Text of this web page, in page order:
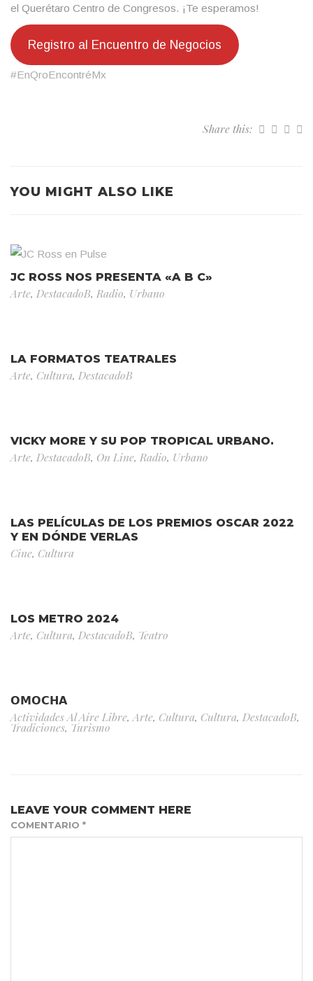
el Querétaro Centro de Congresos. ¡Te esperamos!
Registro al Encuentro de Negocios
#EnQroEncontréMx
Share this:
YOU MIGHT ALSO LIKE
JC ROSS NOS PRESENTA «A B C»
Arte, DestacadoB, Radio, Urbano
LA FORMATOS TEATRALES
Arte, Cultura, DestacadoB
VICKY MORE Y SU POP TROPICAL URBANO.
Arte, DestacadoB, On Line, Radio, Urbano
LAS PELÍCULAS DE LOS PREMIOS OSCAR 2022
Y EN DÓNDE VERLAS
Cine, Cultura
LOS METRO 2024
Arte, Cultura, DestacadoB, Teatro
𝗢𝗠𝗢𝗖𝗛𝗔
Actividades Al Aire Libre, Arte, Cultura, Cultura, DestacadoB,
Tradiciones, Turismo
LEAVE YOUR COMMENT HERE
COMENTARIO *